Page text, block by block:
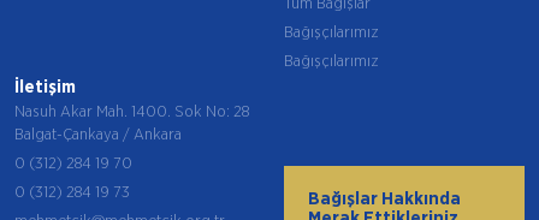
Tüm Bağışlar
Bağışçılarımız
Bağışçılarımız
İletişim
Nasuh Akar Mah. 1400. Sok No: 28
Balgat-Çankaya / Ankara
0 (312) 284 19 70
0 (312) 284 19 73
Bağışlar Hakkında